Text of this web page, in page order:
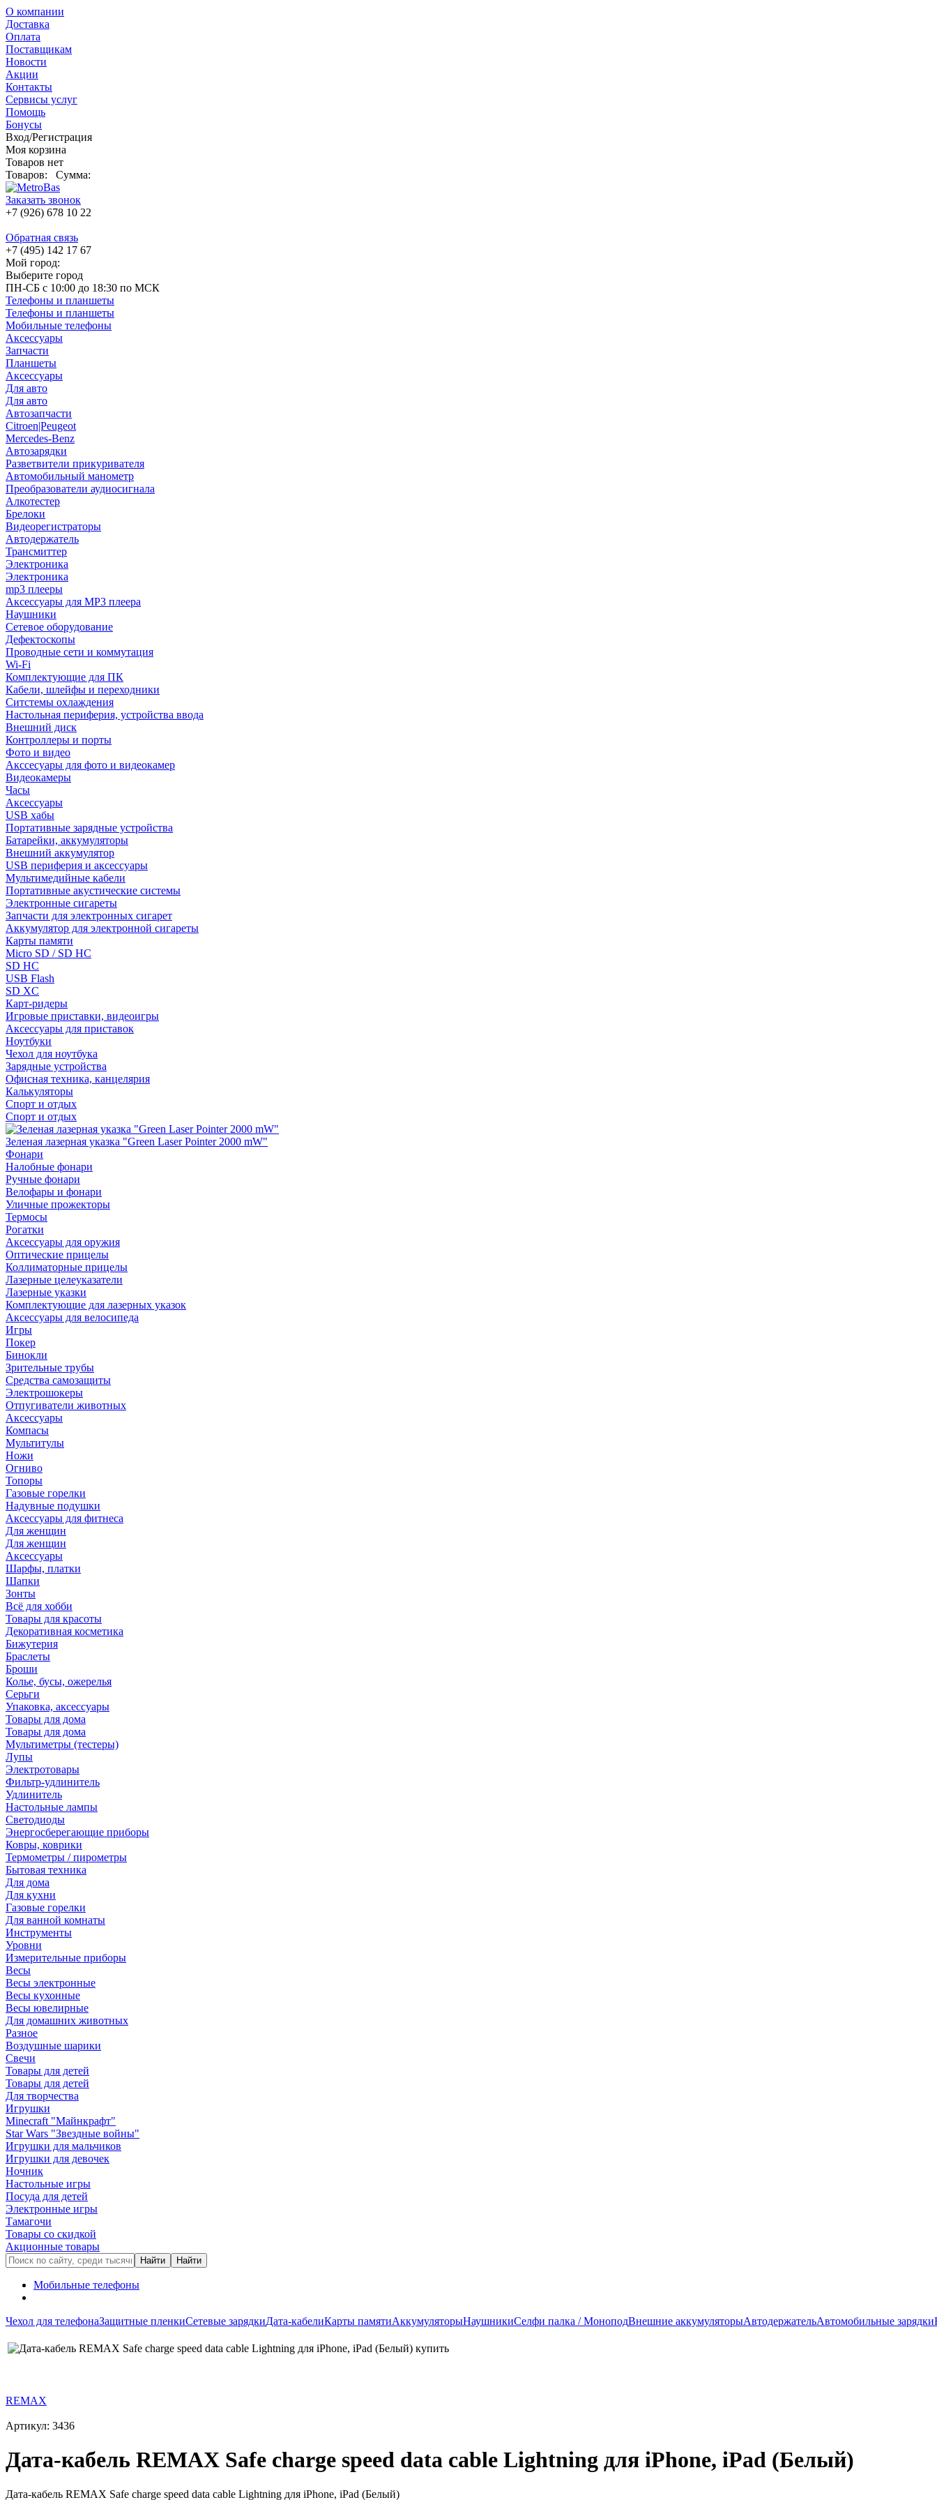
О компании
Доставка
Оплата
Поставщикам
Новости
Акции
Контакты
Сервисы услуг
Помощь
Бонусы
Вход/Регистрация
Моя корзина
Товаров нет
Товаров:
Сумма:
Заказать звонок
+7 (926) 678 10 22
Обратная связь
+7 (495) 142 17 67
Мой город:
Выберите город
ПН-СБ с 10:00 до 18:30 по МСК
Телефоны и планшеты
Телефоны и планшеты
Мобильные телефоны
Аксессуары
Запчасти
Планшеты
Аксессуары
Для авто
Для авто
Автозапчасти
Citroen|Peugeot
Mercedes-Benz
Автозарядки
Разветвители прикуривателя
Автомобильный манометр
Преобразователи аудиосигнала
Алкотестер
Брелоки
Видеорегистраторы
Автодержатель
Трансмиттер
Электроника
Электроника
mp3 плееры
Аксессуары для MP3 плеера
Наушники
Сетевое оборудование
Дефектоскопы
Проводные сети и коммутация
Wi-Fi
Комплектующие для ПК
Кабели, шлейфы и переходники
Ситстемы охлаждения
Настольная периферия, устройства ввода
Внешний диск
Контроллеры и порты
Фото и видео
Акссесуары для фото и видеокамер
Видеокамеры
Часы
Аксессуары
USB хабы
Портативные зарядные устройства
Батарейки, аккумуляторы
Внешний аккумулятор
USB периферия и аксессуары
Мультимедийные кабели
Портативные акустические системы
Электронные сигареты
Запчасти для электронных сигарет
Аккумулятор для электронной сигареты
Карты памяти
Micro SD / SD HC
SD HC
USB Flash
SD XC
Карт-ридеры
Игровые приставки, видеоигры
Аксессуары для приставок
Ноутбуки
Чехол для ноутбука
Зарядные устройства
Офисная техника, канцелярия
Калькуляторы
Спорт и отдых
Спорт и отдых
Зеленая лазерная указка "Green Laser Pointer 2000 mW"
Фонари
Налобные фонари
Ручные фонари
Велофары и фонари
Уличные прожекторы
Термосы
Рогатки
Аксессуары для оружия
Оптические прицелы
Коллиматорные прицелы
Лазерные целеуказатели
Лазерные указки
Комплектующие для лазерных указок
Аксессуары для велосипеда
Игры
Покер
Бинокли
Зрительные трубы
Средства самозащиты
Электрошокеры
Отпугиватели животных
Аксессуары
Компасы
Мультитулы
Ножи
Огниво
Топоры
Газовые горелки
Надувные подушки
Аксессуары для фитнеса
Для женщин
Для женщин
Аксессуары
Шарфы, платки
Шапки
Зонты
Всё для хобби
Товары для красоты
Декоративная косметика
Бижутерия
Браслеты
Броши
Колье, бусы, ожерелья
Серьги
Упаковка, аксессуары
Товары для дома
Товары для дома
Мультиметры (тестеры)
Лупы
Электротовары
Фильтр-удлинитель
Удлинитель
Настольные лампы
Светодиоды
Энергосберегающие приборы
Ковры, коврики
Термометры / пирометры
Бытовая техника
Для дома
Для кухни
Газовые горелки
Для ванной комнаты
Инструменты
Уровни
Измерительные приборы
Весы
Весы электронные
Весы кухонные
Весы ювелирные
Для домашних животных
Разное
Воздушные шарики
Свечи
Товары для детей
Товары для детей
Для творчества
Игрушки
Minecraft "Майнкрафт"
Star Wars "Звездные войны"
Игрушки для мальчиков
Игрушки для девочек
Ночник
Настольные игры
Посуда для детей
Электронные игры
Тамагочи
Товары со скидкой
Акционные товары
Мобильные телефоны
Чехол для телефонаЗащитные пленкиСетевые зарядкиДата-кабелиКарты памятиАккумуляторыНаушникиСелфи палка / МоноподВнешние аккумуляторыАвтодержательАвтомобильные зарядки
REMAX
Артикул: 3436
Дата-кабель REMAX Safe charge speed data cable Lightning для iPhone, iPad (Белый)
Дата-кабель REMAX Safe charge speed data cable Lightning для iPhone, iPad (Белый)